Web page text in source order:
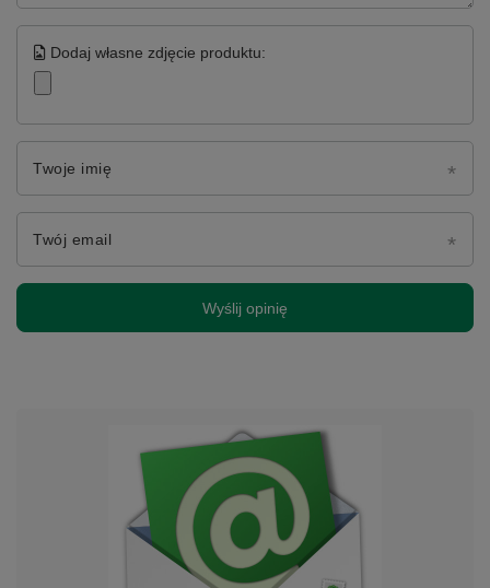
Dodaj własne zdjęcie produktu:
Twoje imię
Twój email
Wyślij opinię